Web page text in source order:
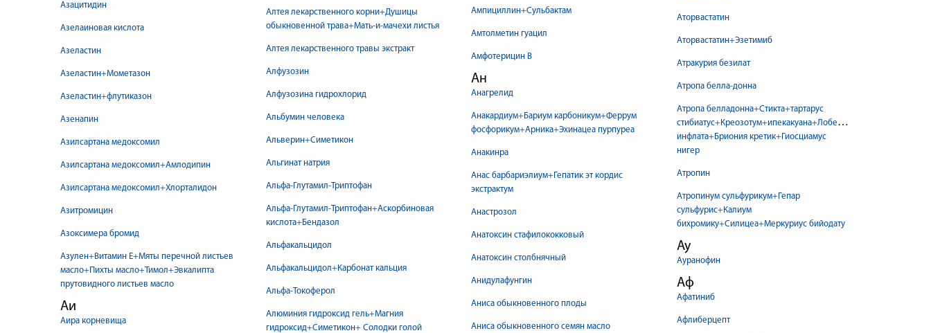
Азацитидин
Азелаиновая кислота
Азеластин
Азеластин+Мометазон
Азеластин+флутиказон
Азенапин
Азилсартана медоксомил
Азилсартана медоксомил+Амлодипин
Азилсартана медоксомил+Хлорталидон
Азитромицин
Азоксимера бромид
Азулен+Витамин Е+Мяты перечной листьев
масло+Пихты масло+Тимол+Эвкалипта
прутовидного листьев масло
Аи
Аира корневища
Алтея лекарственного корни+Душицы
обыкновенной трава+Мать-и-мачехи листья
Алтея лекарственного травы экстракт
Алфузозин
Алфузозина гидрохлорид
Альбумин человека
Альверин+Симетикон
Альгинат натрия
Альфа-Глутамил-Триптофан
Альфа-Глутамил-Триптофан+Аскорбиновая
кислота+Бендазол
Альфакальцидол
Альфакальцидол+Карбонат кальция
Альфа-Токоферол
Алюминия гидроксид гель+Магния
гидроксид+Симетикон+ Солодки голой
Ампициллин+Сульбактам
Амтолметин гуацил
Амфотерицин В
Ан
Анагрелид
Анакардиум+Бариум карбоникум+Феррум
фосфорикум+Арника+Эхинацеа пурпуреа
Анакинра
Анас барбариэлиум+Гепатик эт кордис
экстрактум
Анастрозол
Анатоксин стафилококковый
Анатоксин столбнячный
Анидулафунгин
Аниса обыкновенного плоды
Аниса обыкновенного семян масло
Аторвастатин
Аторвастатин+Эзетимиб
Атракурия безилат
Атропа белла-донна
Атропа белладонна+Стикта+тартарус
стибиатус+Креозотум+ипекакуана+Лобелия
инфлата+Бриония кретик+Гиосциамус
нигер
Атропин
Атропинум сульфурикум+Гепар
сульфурис+Калиум
бихромику+Силицеа+Меркуриус бийодату
Ау
Ауранофин
Аф
Афатиниб
Афлиберцепт